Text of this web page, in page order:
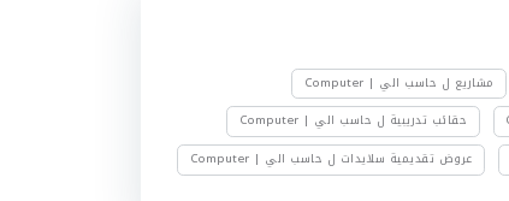
مشاريع ل حاسب الي | Computer
حقائب تدريبية ل حاسب الي | Computer
عروض تقديمية سلايدات ل حاسب الي | Computer